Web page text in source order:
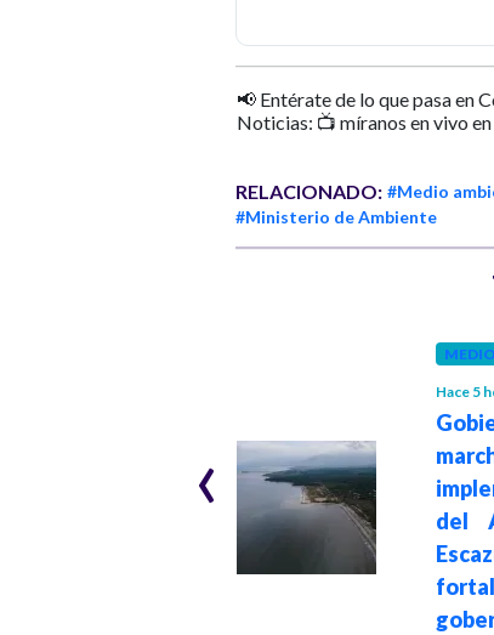
📢 Entérate de lo que pasa en
Noticias: 📺 míranos en vivo
RELACIONADO: #Medio
#Ministerio de Ambiente
alianza para
impulsar la
Hace 5
del
‹